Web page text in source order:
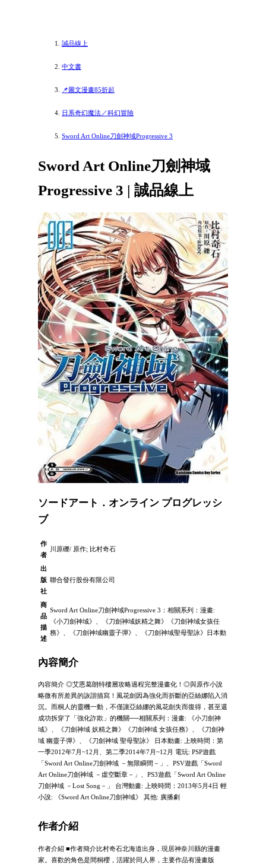
誠品線上
中文書
📌圖文漫畫85折起
日系奇幻魔法／科幻冒險
Sword Art Online刀劍神域Progressive 3
Sword Art Online刀劍神域
Progressive 3 | 誠品線上
ソードアート．オンライン プログレッシ
ブ
作
者
川原礫/ 原作; 比村奇石
出
版
社
聯合發行股份有限公司
商
品
描
述
Sword Art Online刀劍神域Progressive 3：相關系列：漫畫:
《小刀劍神域》、《刀劍神域妖精之舞》《刀劍神域女孩任
務》、《刀劍神域幽靈子彈》、《刀劍神域聖母聖詠》日本動
內容簡介
內容簡介 ◎艾恩葛朗特樓層攻略過程完整漫畫化！◎與原作小說
略微有所差異的詼諧描寫！風花劍因為強化而折斷的亞絲娜陷入消
沉。而桐人的靈機一動，不僅讓亞絲娜的風花劍失而復得，甚至還
成功拆穿了「強化詐欺」的機關──相關系列：漫畫: 《小刀劍神
域》、《刀劍神域 妖精之舞》《刀劍神域 女孩任務》、《刀劍神
域 幽靈子彈》、《刀劍神域 聖母聖詠》 日本動畫: 上映時間：第
一季2012年7月~12月、第二季2014年7月~12月 電玩: PSP遊戲
「Sword Art Online刀劍神域 －無限瞬間－」、PSV遊戲「Sword
Art Online刀劍神域 －虛空斷章－」、PS3遊戲「Sword Art Online
刀劍神域 －Lost Song－」 台灣動畫: 上映時間：2013年5月4日 輕
小說: 《Sword Art Online刀劍神域》 其他: 廣播劇
作者介紹
作者介紹 ■作者簡介比村奇石北海道出身，現居神奈川縣的漫畫
家。喜歡的角色是間桐櫻，活躍於同人界，主要作品有漫畫版